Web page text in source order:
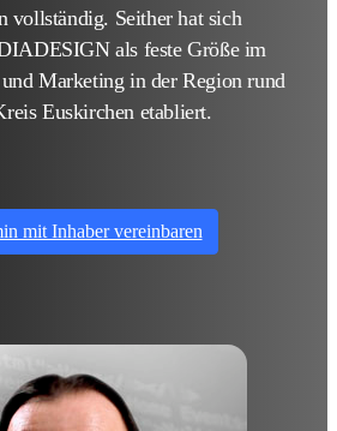
vollständig. Seither hat sich
als feste Größe im
Marketing in der Region rund
Euskirchen etabliert.
mit Inhaber vereinbaren